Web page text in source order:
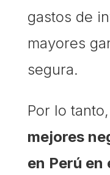
gastos de
mayores
segura.
Por lo
mejores
en Perú en